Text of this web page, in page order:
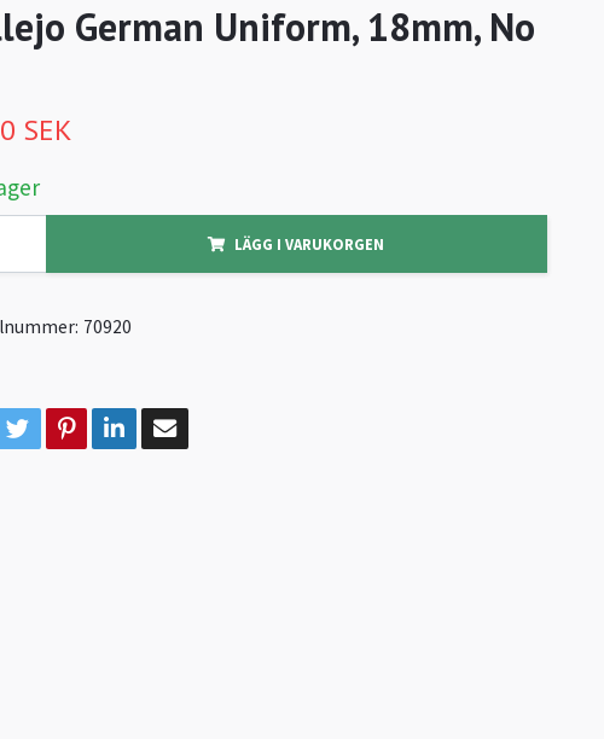
German Uniform, 18mm, No
SEK
LÄGG I VARUKORGEN
70920